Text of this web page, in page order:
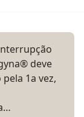
deve
1a vez,